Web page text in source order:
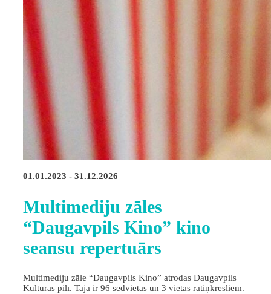
01.01.2023 - 31.12.2026
Multimediju zāles
“Daugavpils Kino” kino
seansu repertuārs
Multimediju zāle “Daugavpils Kino” atrodas Daugavpils
Kultūras pilī. Tajā ir 96 sēdvietas un 3 vietas ratiņkrēsliem.